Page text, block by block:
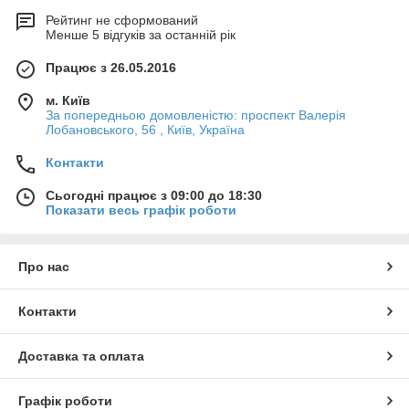
Рейтинг не сформований
Менше 5 відгуків за останній рік
Працює з 26.05.2016
м. Київ
За попередньою домовленістю: проспект Валерія
Лобановського, 56 , Київ, Україна
Контакти
Сьогодні працює з 09:00 до 18:30
Показати весь графік роботи
Про нас
Контакти
Доставка та оплата
Графік роботи